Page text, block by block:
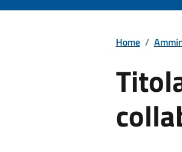
Home /